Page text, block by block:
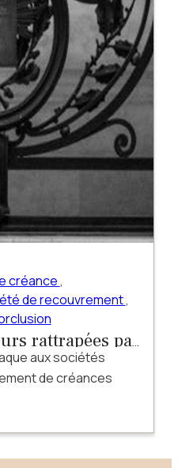
créance,
de recouvrement,
rattrapées par
aux sociétés
de créances